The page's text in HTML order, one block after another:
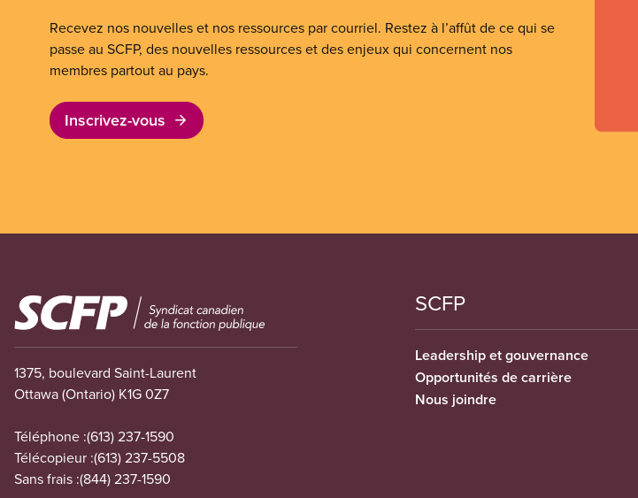
Recevez nos nouvelles et nos ressources par courriel. Restez à l’affût de ce qui se
passe au SCFP, des nouvelles ressources et des enjeux qui concernent nos
membres partout au pays.
Inscrivez-vous
Image
1375, boulevard Saint-Laurent
Ottawa (Ontario) K1G 0Z7
Téléphone :(613) 237-1590
Télécopieur :(613) 237-5508
Sans frais :(844) 237-1590
SCFP
Leadership et gouvernance
Opportunités de carrière
Nous joindre